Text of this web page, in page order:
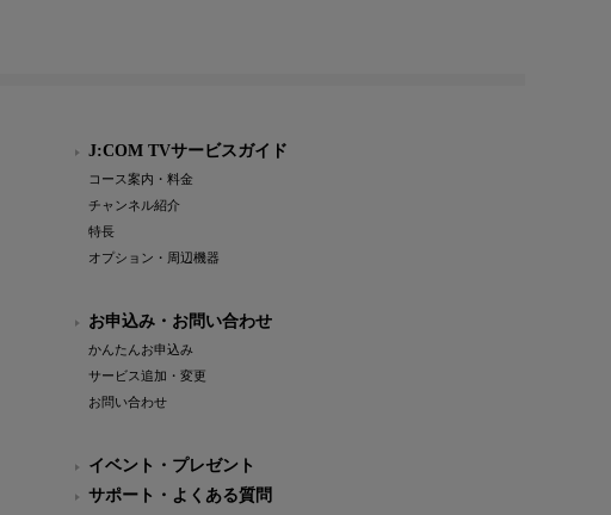
J:COM TVサービスガイド
コース案内・料金
チャンネル紹介
特長
オプション・周辺機器
お申込み・お問い合わせ
かんたんお申込み
サービス追加・変更
お問い合わせ
イベント・プレゼント
サポート・よくある質問